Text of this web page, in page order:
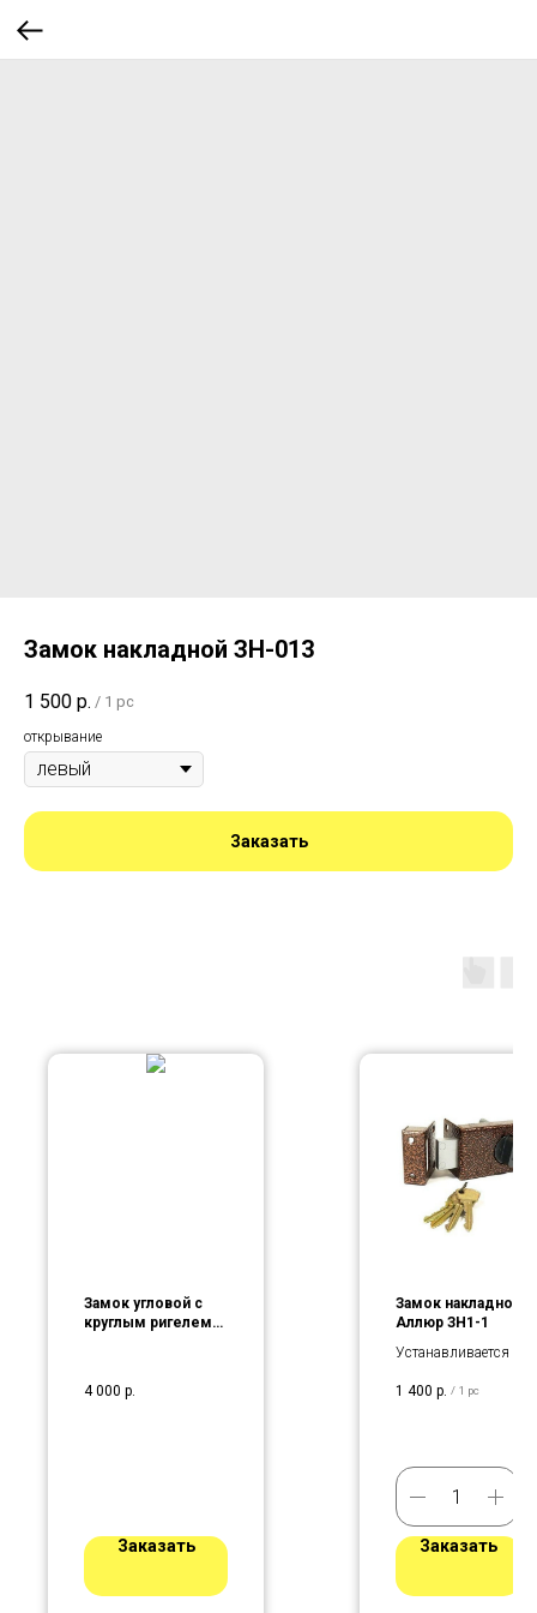
Замок накладной ЗН-013
1 500 р. / 1 pc
открывание
Заказать
Замок угловой с
круглым ригелем
4 000 р.
Заказать
Замок накладной
Аллюр ЗН1-1
Устанавливается на
1 400 р. / 1 pc
Заказать